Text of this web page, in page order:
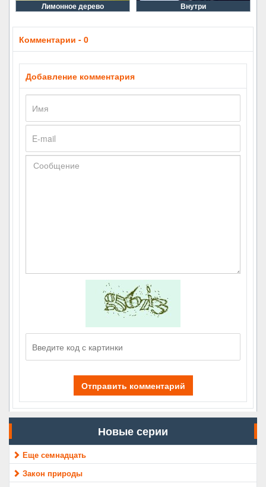
Лимонное дерево Внутри
Комментарии - 0
Добавление комментария
Отправить комментарий
Новые серии
Еще семнадцать
Закон природы